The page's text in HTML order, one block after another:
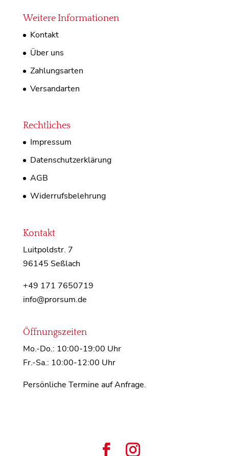
Weitere Informationen
Kontakt
Über uns
Zahlungsarten
Versandarten
Rechtliches
Impressum
Datenschutzerklärung
AGB
Widerrufsbelehrung
Kontakt
Luitpoldstr. 7
96145 Seßlach
+49 171 7650719
info@prorsum.de
Öffnungszeiten
Mo.-Do.: 10:00-19:00 Uhr
Fr.-Sa.: 10:00-12:00 Uhr
Persönliche Termine auf Anfrage.